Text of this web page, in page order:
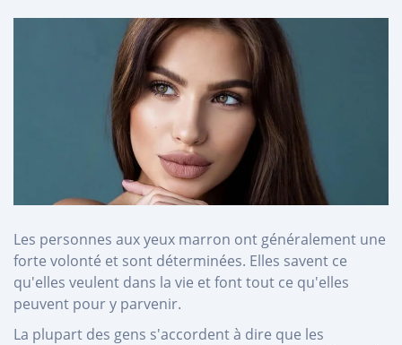
Les personnes aux yeux marron ont généralement une
forte volonté et sont déterminées. Elles savent ce
qu'elles veulent dans la vie et font tout ce qu'elles
peuvent pour y parvenir.
La plupart des gens s'accordent à dire que les